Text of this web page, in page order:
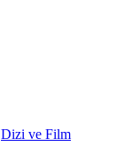
Dizi ve Film